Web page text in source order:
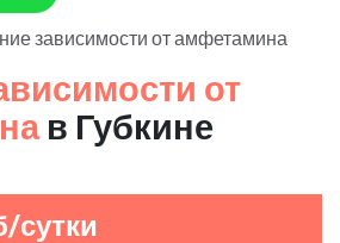
зависимости от амфетамина
от
в Губкине
сутки